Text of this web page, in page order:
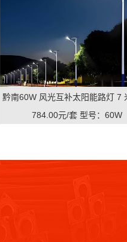
784.00元/套 型号：60W